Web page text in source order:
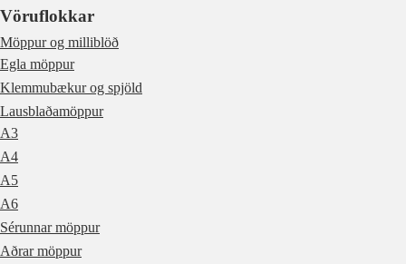
Vöruflokkar
Möppur og milliblöð
Egla möppur
Klemmubækur og spjöld
Lausblaðamöppur
A3
A4
A5
A6
Sérunnar möppur
Aðrar möppur